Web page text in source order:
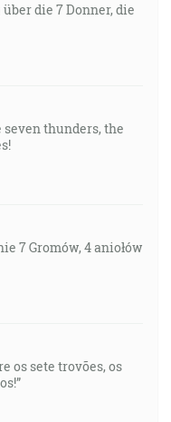
die 7 Donner, die
thunders, the
7 Gromów, 4 aniołów
os sete trovões, os